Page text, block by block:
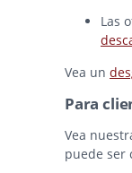
Las
Vea un
Para
Vea
puede ser